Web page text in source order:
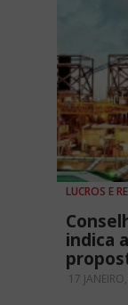
LUCROS E
indica
17